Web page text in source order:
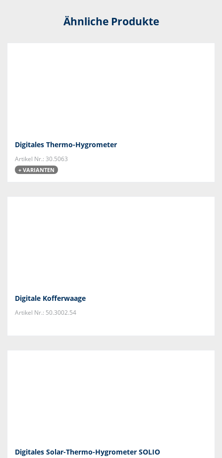
Ähnliche Produkte
Digitales Thermo-Hygrometer
Artikel Nr.: 30.5063
+ VARIANTEN
Digitale Kofferwaage
Artikel Nr.: 50.3002.54
Digitales Solar-Thermo-Hygrometer SOLIO